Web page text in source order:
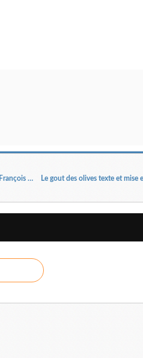
Le cabaret des absents auteur et mise en scène François Cervantes